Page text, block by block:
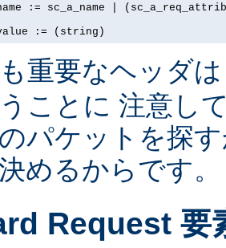
:= sc_a_name |
:= (string)
重要なヘッダ
ことに 注意し
パケットを探
めるからです。
Request 要